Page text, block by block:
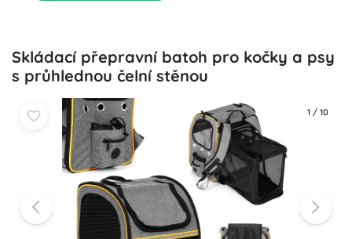
Skládací přepravní batoh pro kočky a psy
s průhlednou čelní stěnou
1 / 10